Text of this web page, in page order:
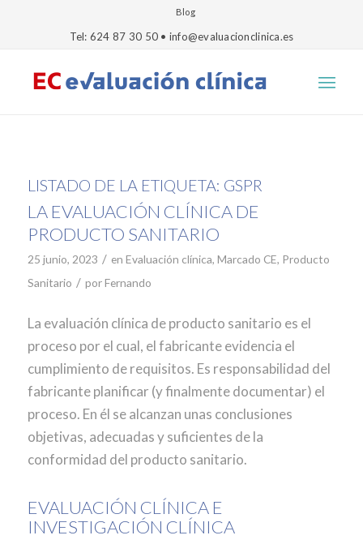
Blog
Tel: 624 87 30 50 • info@evaluacionclinica.es
LISTADO DE LA ETIQUETA: GSPR
LA EVALUACIÓN CLÍNICA DE
PRODUCTO SANITARIO
25 junio, 2023 / en Evaluación clínica, Marcado CE, Producto
Sanitario / porFernando
La evaluación clínica de producto sanitario es el
proceso por el cual, el fabricante evidencia el
cumplimiento de requisitos. Es responsabilidad del
fabricante planificar (y finalmente documentar) el
proceso. En él se alcanzan unas conclusiones
objetivas, adecuadas y suficientes de la
conformidad del producto sanitario.
EVALUACIÓN CLÍNICA E
INVESTIGACIÓN CLÍNICA